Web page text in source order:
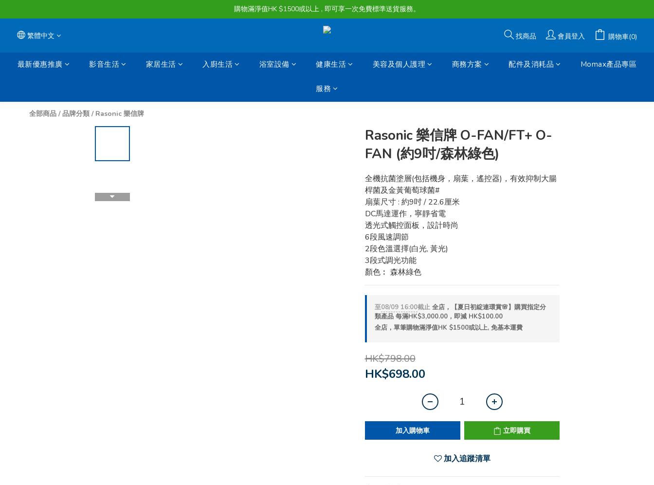
購物滿淨值HK $1500或以上 , 即可享一次免費標準送貨服務。
貨品最長可享 60 天免費暫存服務
繁體中文 找商品 會員登入 購物車(0)
最新優惠推廣 影音生活 家居生活 入廚生活 浴室設備 健康生活 美容及個人護理 商務方案 配件及消耗品 Momax產品專區
服務
全部商品 /品牌分類 / Rasonic 樂信牌
Rasonic 樂信牌 O-FAN/FT+ O-
FAN (約9吋/森林綠色)
全機抗菌塗層(包括機身，扇葉，遙控器)，有效抑制大腸
桿菌及金黃葡萄球菌#
扇葉尺寸 : 約9吋 / 22.6厘米
DC馬達運作，寧靜省電
透光式觸控面板，設計時尚
6段風速調節
2段色溫選擇(白光, 黃光)
3段式調光功能
顏色︰ 森林綠色
至08/09 16:00截止全店，【夏日初綻連環賞🌸】購買指定分
類產品 每滿HK$3,000.00，即減 HK$100.00
全店，單筆購物滿淨值HK $1500或以上, 免基本運費
HK$798.00
HK$698.00
加入購物車 立即購買
加入追蹤清單